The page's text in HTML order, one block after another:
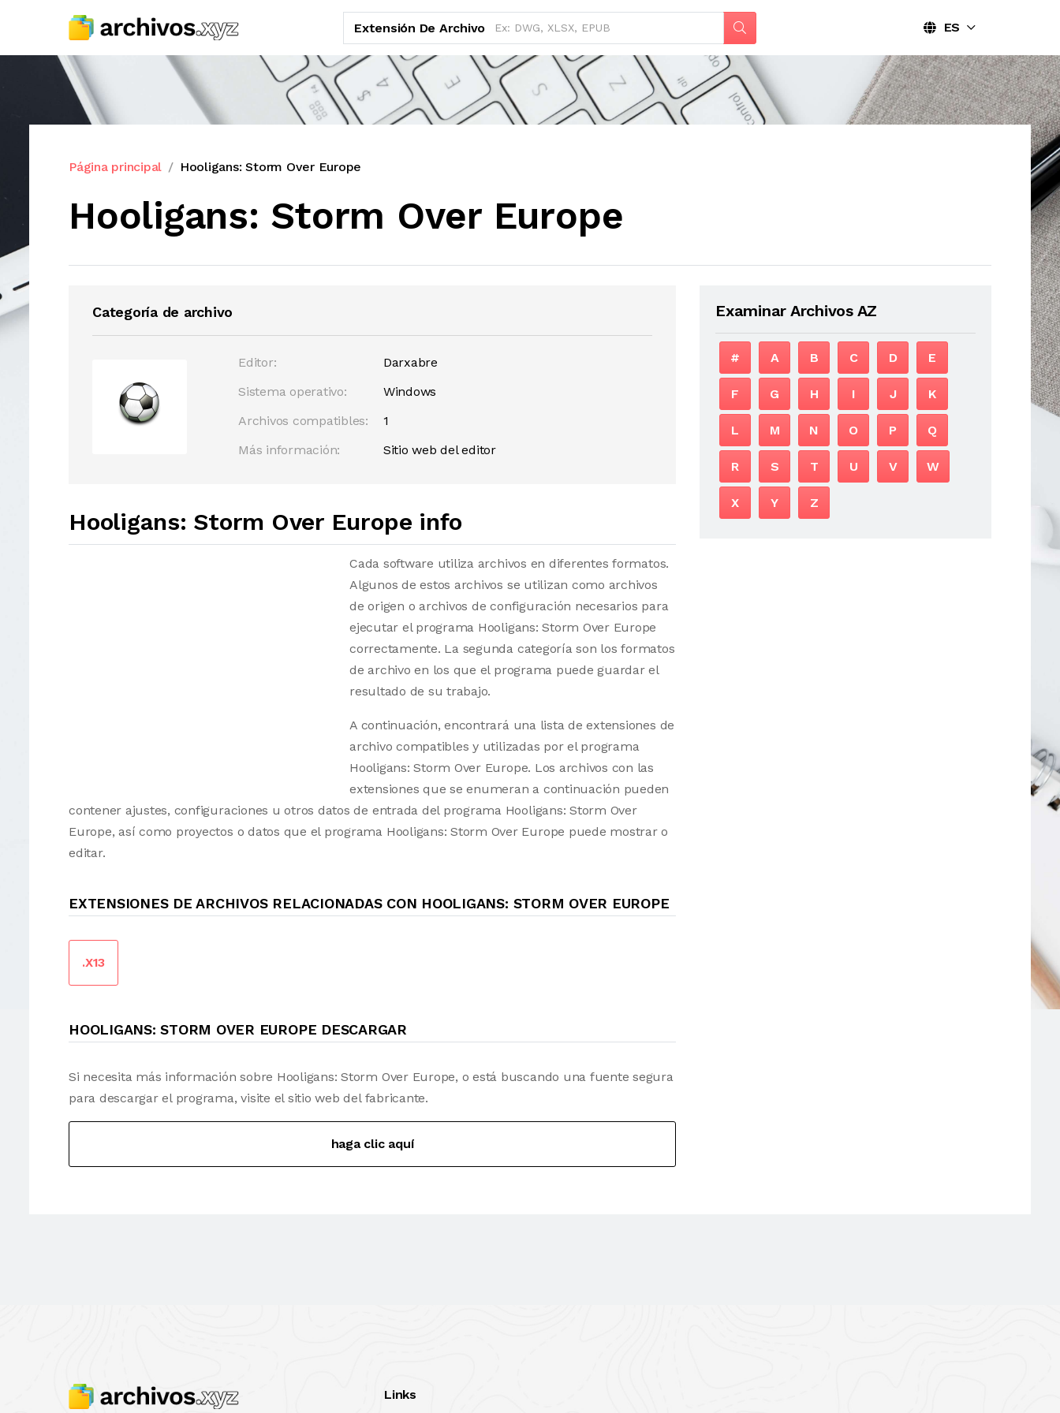
Extensión De Archivo ES
Página principal Hooligans: Storm Over Europe
Hooligans: Storm Over Europe
Categoría de archivo
Editor:
Darxabre
Sistema operativo:
Windows
Archivos compatibles:
1
Más información:
Sitio web del editor
Hooligans: Storm Over Europe info
Cada software utiliza archivos en diferentes formatos.
Algunos de estos archivos se utilizan como archivos
de origen o archivos de configuración necesarios para
ejecutar el programa Hooligans: Storm Over Europe
correctamente. La segunda categoría son los formatos
de archivo en los que el programa puede guardar el
resultado de su trabajo.
A continuación, encontrará una lista de extensiones de
archivo compatibles y utilizadas por el programa
Hooligans: Storm Over Europe. Los archivos con las
extensiones que se enumeran a continuación pueden
contener ajustes, configuraciones u otros datos de entrada del programa Hooligans: Storm Over
Europe, así como proyectos o datos que el programa Hooligans: Storm Over Europe puede mostrar o
editar.
EXTENSIONES DE ARCHIVOS RELACIONADAS CON HOOLIGANS: STORM OVER EUROPE
.X13
HOOLIGANS: STORM OVER EUROPE DESCARGAR
Si necesita más información sobre Hooligans: Storm Over Europe, o está buscando una fuente segura
para descargar el programa, visite el sitio web del fabricante.
haga clic aquí
Examinar Archivos AZ
# A B C D E
F G H I J K
L M N O P Q
R S T U V W
X Y Z
Links